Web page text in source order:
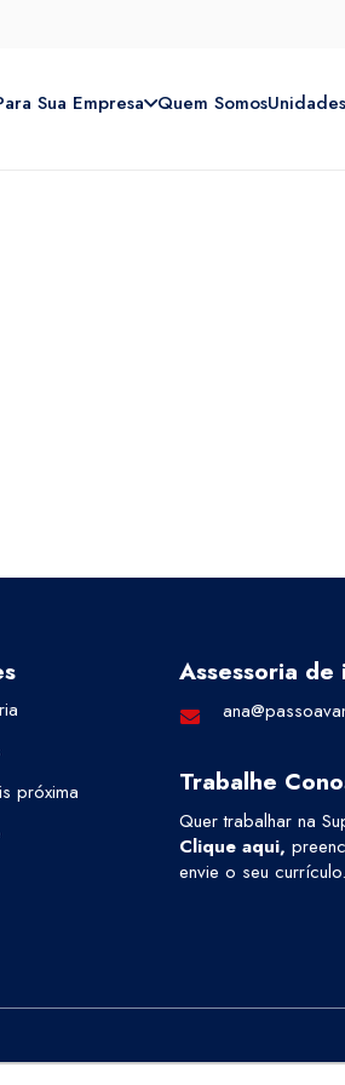
Sua Empresa Quem SomosUnidades
próxima
Assessoria de
Trabalhe
Quer trabalhar na
Clique aqui,
envie o seu currículo.